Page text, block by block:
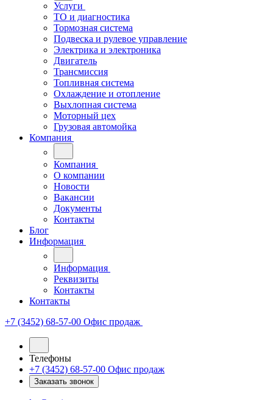
Услуги
ТО и диагностика
Тормозная система
Подвеска и рулевое управление
Электрика и электроника
Двигатель
Трансмиссия
Топливная система
Охлаждение и отопление
Выхлопная система
Моторный цех
Грузовая автомойка
Компания
Компания
О компании
Новости
Вакансии
Документы
Контакты
Блог
Информация
Информация
Реквизиты
Контакты
Контакты
+7 (3452) 68-57-00 Офис продаж
Телефоны
+7 (3452) 68-57-00 Офис продаж
Заказать звонок